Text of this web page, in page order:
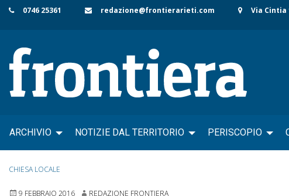
Skip
content
0746 25361 redazione@frontierarieti.com Via Cintia
ARCHIVIO NOTIZIE DAL TERRITORIO PERISCOPIO
CHIESA LOCALE
9 FEBBRAIO 2016 REDAZIONE FRONTIERA